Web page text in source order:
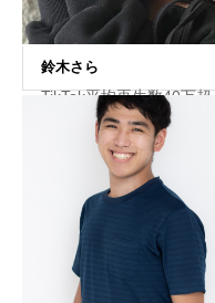
TikTok平均再生数40万超
え 100万再生超えの動画
連発 芋女から美女からお
ばあちゃんまで、特殊メ
イクで万バズしまくりの
インフルエンサー！ ・シ
ョートドラマ 811号室に
て メインキャスト出演